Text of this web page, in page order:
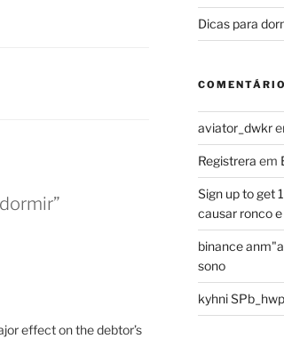
effect on the debtor’s
Dicas para
aviator_dwkr
Registrera em
Sign up to get
causar ronco
binance
sono
kyhni